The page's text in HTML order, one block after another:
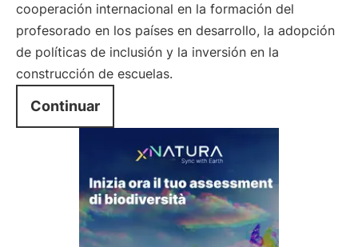
cooperación internacional en la formación del
profesorado en los países en desarrollo, la adopción
de políticas de inclusión y la inversión en la
construcción de escuelas.
Continuar